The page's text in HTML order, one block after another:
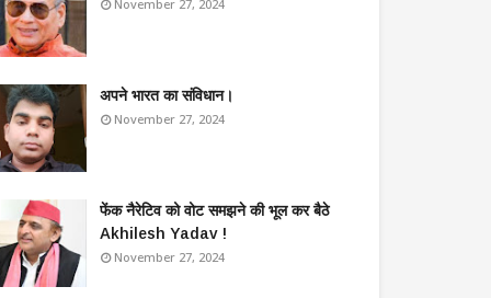
November 27, 2024
अपने भारत का संविधान।
November 27, 2024
फेंक नैरेटिव को वोट समझने की भूल कर बैठे
Akhilesh Yadav !
November 27, 2024